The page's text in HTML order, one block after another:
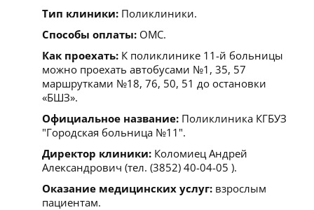
Тип клиники: Поликлиники.
Способы оплаты: ОМС.
Как проехать: К поликлинике 11-й больницы
можно проехать автобусами №1, 35, 57
маршрутками №18, 76, 50, 51 до остановки
«БШЗ».
Официальное название: Поликлиника КГБУЗ
"Городская больница №11".
Директор клиники: Коломиец Андрей
Александрович (тел. (3852) 40-04-05 ).
Оказание медицинских услуг: взрослым
пациентам.